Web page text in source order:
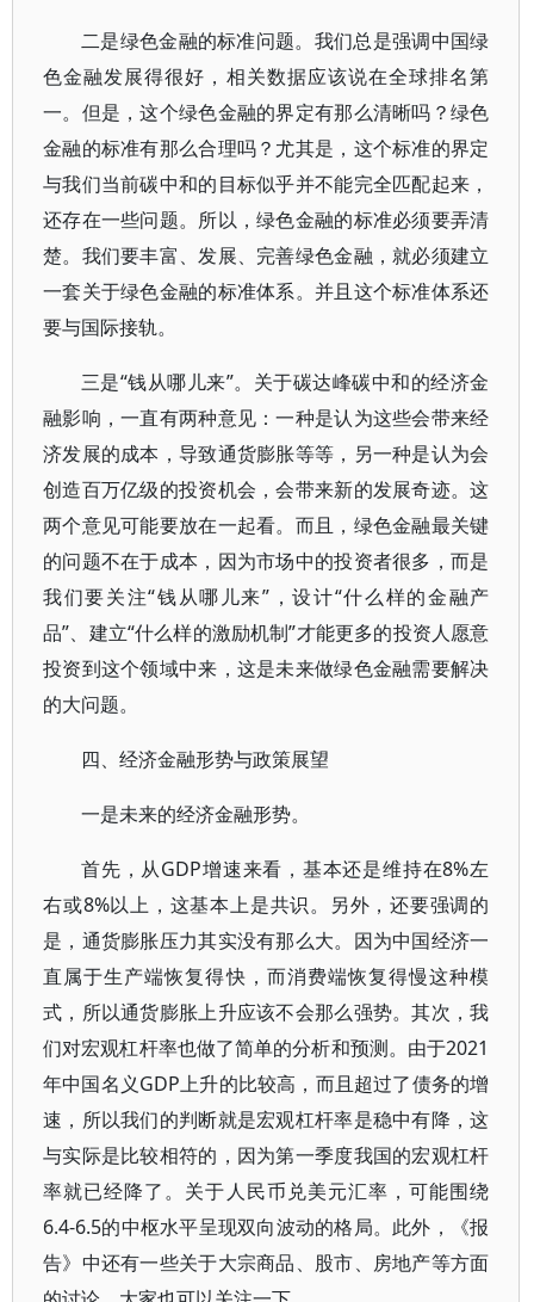
二是绿色金融的标准问题。我们总是强调中国绿
色金融发展得很好，相关数据应该说在全球排名第
一。但是，这个绿色金融的界定有那么清晰吗？绿色
金融的标准有那么合理吗？尤其是，这个标准的界定
与我们当前碳中和的目标似乎并不能完全匹配起来，
还存在一些问题。所以，绿色金融的标准必须要弄清
楚。我们要丰富、发展、完善绿色金融，就必须建立
一套关于绿色金融的标准体系。并且这个标准体系还
要与国际接轨。
三是“钱从哪儿来”。关于碳达峰碳中和的经济金
融影响，一直有两种意见：一种是认为这些会带来经
济发展的成本，导致通货膨胀等等，另一种是认为会
创造百万亿级的投资机会，会带来新的发展奇迹。这
两个意见可能要放在一起看。而且，绿色金融最关键
的问题不在于成本，因为市场中的投资者很多，而是
我们要关注“钱从哪儿来”，设计“什么样的金融产
品”、建立“什么样的激励机制”才能更多的投资人愿意
投资到这个领域中来，这是未来做绿色金融需要解决
的大问题。
四、经济金融形势与政策展望
一是未来的经济金融形势。
首先，从GDP增速来看，基本还是维持在8%左
右或8%以上，这基本上是共识。另外，还要强调的
是，通货膨胀压力其实没有那么大。因为中国经济一
直属于生产端恢复得快，而消费端恢复得慢这种模
式，所以通货膨胀上升应该不会那么强势。其次，我
们对宏观杠杆率也做了简单的分析和预测。由于2021
年中国名义GDP上升的比较高，而且超过了债务的增
速，所以我们的判断就是宏观杠杆率是稳中有降，这
与实际是比较相符的，因为第一季度我国的宏观杠杆
率就已经降了。关于人民币兑美元汇率，可能围绕
6.4-6.5的中枢水平呈现双向波动的格局。此外，《报
告》中还有一些关于大宗商品、股市、房地产等方面